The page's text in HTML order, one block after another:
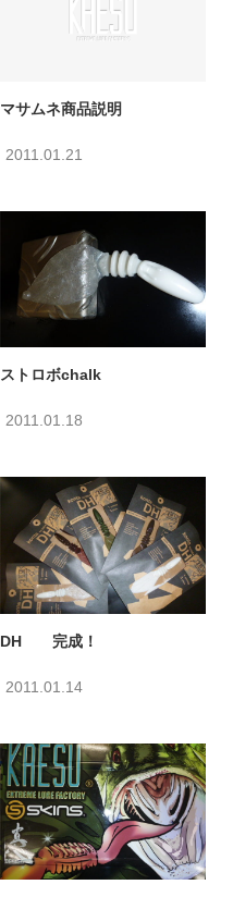
マサムネ商品説明
2011.01.21
ストロボchalk
2011.01.18
DH 完成！
2011.01.14